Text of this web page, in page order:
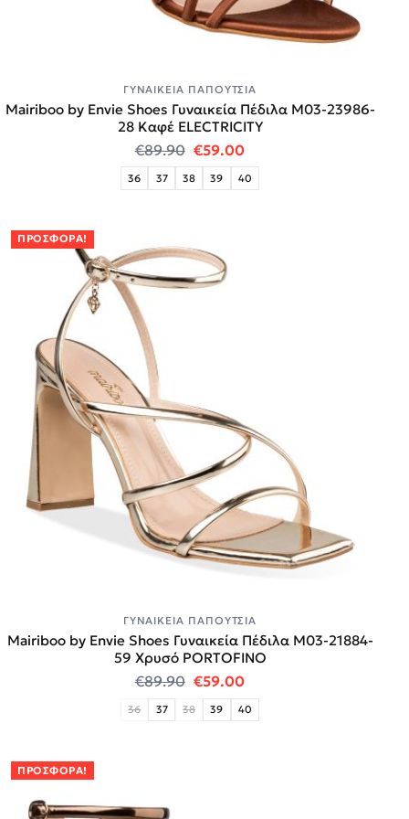
ΓΥΝΑΙΚΕΊΑ ΠΑΠΟΎΤΣΙΑ
Mairiboo by Envie Shoes Γυναικεία Πέδιλα M03-23986-
28 Καφέ ELECTRICITY
€89.90 Original price was: €89.90.
€59.00Η τρέχουσα τιμή
36 37 38 39 40
ΠΡΟΣΦΟΡΆ!
ΓΥΝΑΙΚΕΊΑ ΠΑΠΟΎΤΣΙΑ
Mairiboo by Envie Shoes Γυναικεία Πέδιλα M03-21884-
59 Χρυσό PORTOFINO
€89.90 Original price was: €89.90.
€59.00Η τρέχουσα τιμή
36 37 38 39 40
ΠΡΟΣΦΟΡΆ!